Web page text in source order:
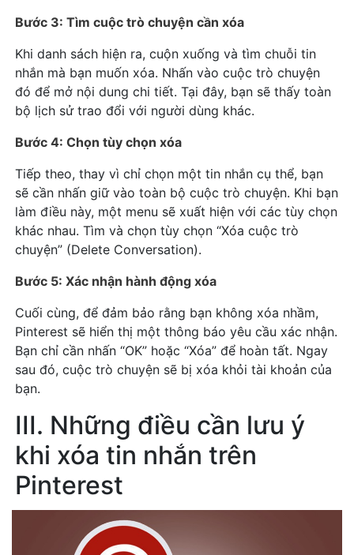
Bước 3: Tìm cuộc trò chuyện cần xóa
Khi danh sách hiện ra, cuộn xuống và tìm chuỗi tin
nhắn mà bạn muốn xóa. Nhấn vào cuộc trò chuyện
đó để mở nội dung chi tiết. Tại đây, bạn sẽ thấy toàn
bộ lịch sử trao đổi với người dùng khác.
Bước 4: Chọn tùy chọn xóa
Tiếp theo, thay vì chỉ chọn một tin nhắn cụ thể, bạn
sẽ cần nhấn giữ vào toàn bộ cuộc trò chuyện. Khi bạn
làm điều này, một menu sẽ xuất hiện với các tùy chọn
khác nhau. Tìm và chọn tùy chọn “Xóa cuộc trò
chuyện” (Delete Conversation).
Bước 5: Xác nhận hành động xóa
Cuối cùng, để đảm bảo rằng bạn không xóa nhầm,
Pinterest sẽ hiển thị một thông báo yêu cầu xác nhận.
Bạn chỉ cần nhấn “OK” hoặc “Xóa” để hoàn tất. Ngay
sau đó, cuộc trò chuyện sẽ bị xóa khỏi tài khoản của
bạn.
III. Những điều cần lưu ý
khi xóa tin nhắn trên
Pinterest